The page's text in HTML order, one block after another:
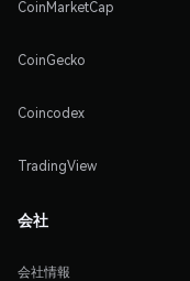
CoinMarketCap
CoinGecko
Coincodex
TradingView
会社
会社情報